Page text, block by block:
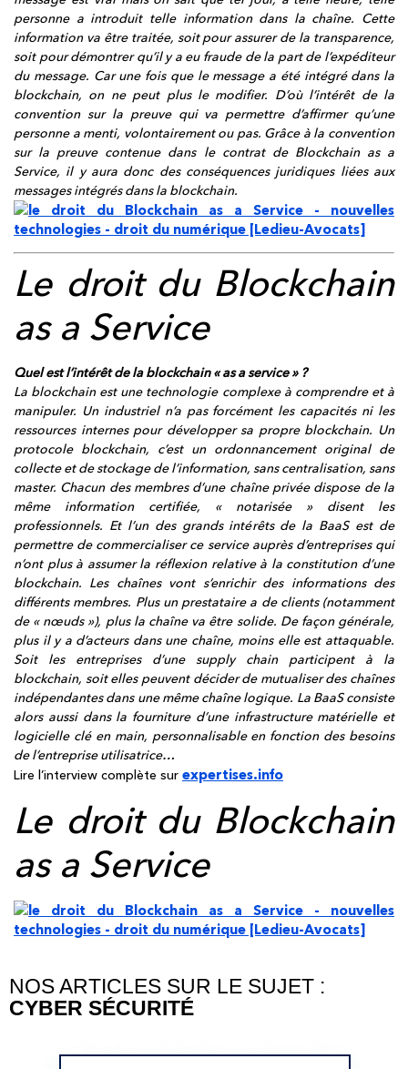
personne a introduit telle information dans la chaîne. Cette
information va être traitée, soit pour assurer de la transparence,
soit pour démontrer qu’il y a eu fraude de la part de l’expéditeur
du message. Car une fois que le message a été intégré dans la
blockchain, on ne peut plus le modifier. D’où l’intérêt de la
convention sur la preuve qui va permettre d’affirmer qu’une
personne a menti, volontairement ou pas. Grâce à la convention
sur la preuve contenue dans le contrat de Blockchain as a
Service, il y aura donc des conséquences juridiques liées aux
messages intégrés dans la blockchain.
Le droit du Blockchain
as a Service
Quel est l’intérêt de la blockchain « as a service » ?
La blockchain est une technologie complexe à comprendre et à
manipuler. Un industriel n’a pas forcément les capacités ni les
ressources internes pour développer sa propre blockchain. Un
protocole blockchain, c’est un ordonnancement original de
collecte et de stockage de l’information, sans centralisation, sans
master. Chacun des membres d’une chaîne privée dispose de la
même information certifiée, « notarisée » disent les
professionnels. Et l’un des grands intérêts de la BaaS est de
permettre de commercialiser ce service auprès d’entreprises qui
n’ont plus à assumer la réflexion relative à la constitution d’une
blockchain. Les chaînes vont s’enrichir des informations des
différents membres. Plus un prestataire a de clients (notamment
de « nœuds »), plus la chaîne va être solide. De façon générale,
plus il y a d’acteurs dans une chaîne, moins elle est attaquable.
Soit les entreprises d’une supply chain participent à la
blockchain, soit elles peuvent décider de mutualiser des chaînes
indépendantes dans une même chaîne logique. La BaaS consiste
alors aussi dans la fourniture d’une infrastructure matérielle et
logicielle clé en main, personnalisable en fonction des besoins
de l’entreprise utilisatrice…
Lire l’interview complète sur expertises.info
Le droit du Blockchain
as a Service
NOS ARTICLES SUR LE SUJET :
CYBER SÉCURITÉ